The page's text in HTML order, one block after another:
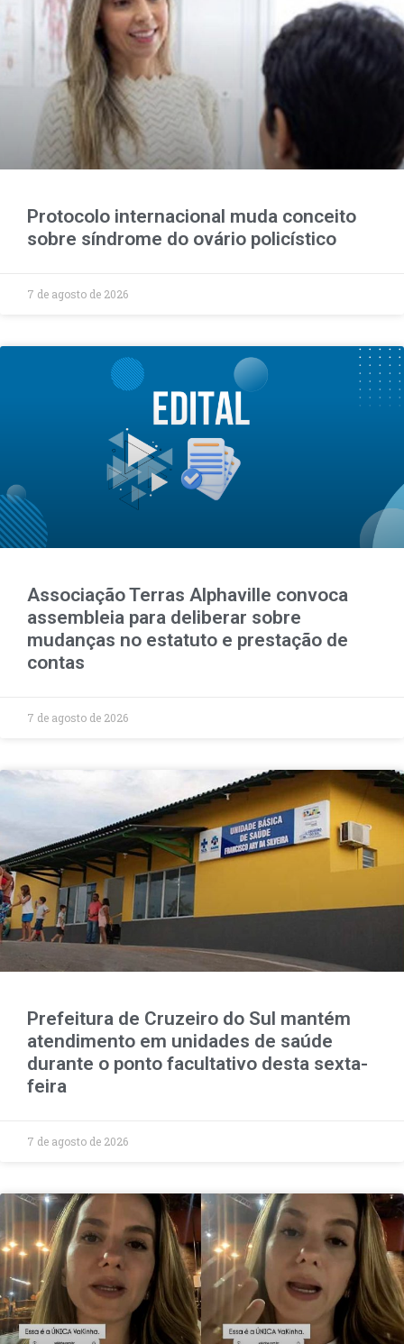
Protocolo internacional muda conceito
sobre síndrome do ovário policístico
7 de agosto de 2026
Associação Terras Alphaville convoca
assembleia para deliberar sobre
mudanças no estatuto e prestação de
contas
7 de agosto de 2026
Prefeitura de Cruzeiro do Sul mantém
atendimento em unidades de saúde
durante o ponto facultativo desta sexta-
feira
7 de agosto de 2026